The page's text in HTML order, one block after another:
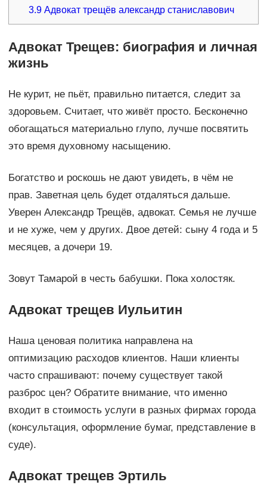
3.9 Адвокат трещёв александр станиславович
Адвокат Трещев: биография и личная
жизнь
Не курит, не пьёт, правильно питается, следит за
здоровьем. Считает, что живёт просто. Бесконечно
обогащаться материально глупо, лучше посвятить
это время духовному насыщению.
Богатство и роскошь не дают увидеть, в чём не
прав. Заветная цель будет отдаляться дальше.
Уверен Александр Трещёв, адвокат. Семья не лучше
и не хуже, чем у других. Двое детей: сыну 4 года и 5
месяцев, а дочери 19.
Зовут Тамарой в честь бабушки. Пока холостяк.
Адвокат трещев Иульитин
Наша ценовая политика направлена на
оптимизацию расходов клиентов. Наши клиенты
часто спрашивают: почему существует такой
разброс цен? Обратите внимание, что именно
входит в стоимость услуги в разных фирмах города
(консультация, оформление бумаг, представление в
суде).
Адвокат трещев Эртиль